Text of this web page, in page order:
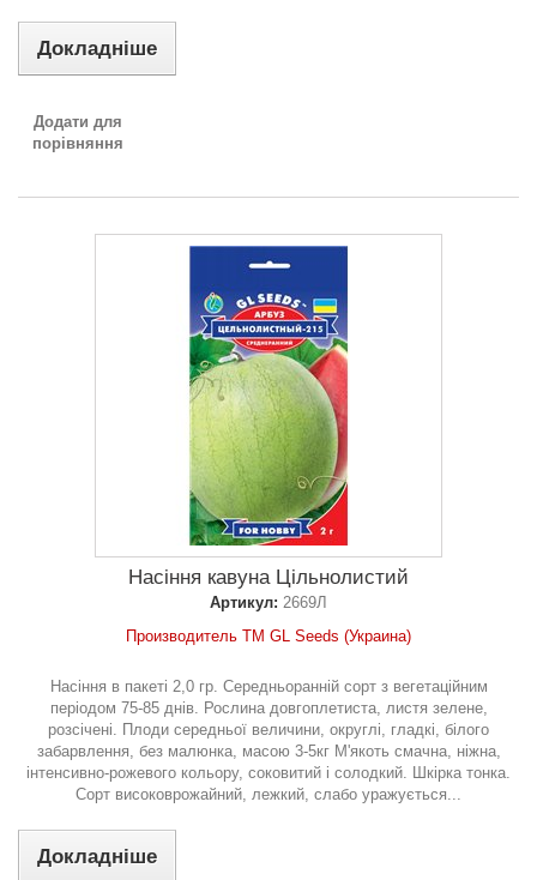
Докладніше
Додати для
порівняння
Насіння кавуна Цільнолистий
Артикул: 2669Л
Производитель ТМ GL Seeds (Украина)
Насіння в пакеті 2,0 гр. Середньоранній сорт з вегетаційним
періодом 75-85 днів. Рослина довгоплетиста, листя зелене,
розсічені. Плоди середньої величини, округлі, гладкі, білого
забарвлення, без малюнка, масою 3-5кг М'якоть смачна, ніжна,
інтенсивно-рожевого кольору, соковитий і солодкий. Шкірка тонка.
Сорт високоврожайний, лежкий, слабо уражується...
Докладніше